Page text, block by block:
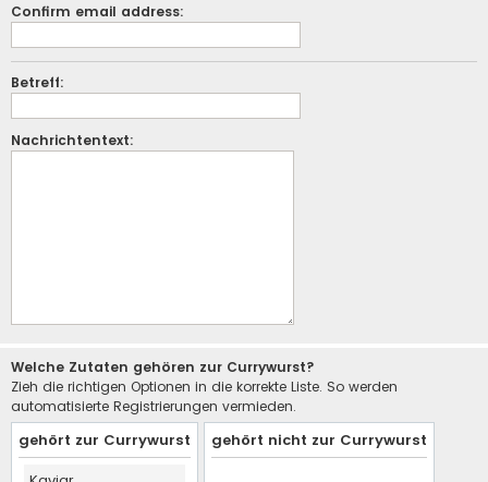
Confirm email address:
Betreff:
Nachrichtentext:
Welche Zutaten gehören zur Currywurst?
Zieh die richtigen Optionen in die korrekte Liste. So werden
automatisierte Registrierungen vermieden.
gehört zur Currywurst
gehört nicht zur Currywurst